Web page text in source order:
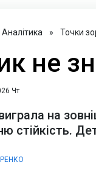
Аналітика » Точки
не
Чт
на
стійкість.